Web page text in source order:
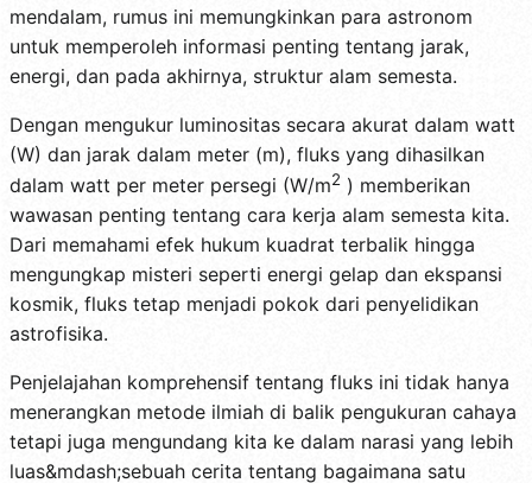
mendalam, rumus ini memungkinkan para astronom
untuk memperoleh informasi penting tentang jarak,
energi, dan pada akhirnya, struktur alam semesta.
Dengan mengukur luminositas secara akurat dalam watt
(W) dan jarak dalam meter (m), fluks yang dihasilkan
dalam watt per meter persegi (W/m2 ) memberikan
wawasan penting tentang cara kerja alam semesta kita.
Dari memahami efek hukum kuadrat terbalik hingga
mengungkap misteri seperti energi gelap dan ekspansi
kosmik, fluks tetap menjadi pokok dari penyelidikan
astrofisika.
Penjelajahan komprehensif tentang fluks ini tidak hanya
menerangkan metode ilmiah di balik pengukuran cahaya
tetapi juga mengundang kita ke dalam narasi yang lebih
luas&mdash;sebuah cerita tentang bagaimana satu